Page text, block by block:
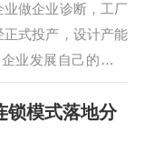
做企业诊断，工厂
式投产，设计产能
业发展自己的品牌
了公司后才发现，
什么意思呢？就是
锁模式落地分